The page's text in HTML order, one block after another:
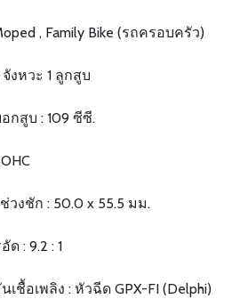
, Family Bike (รถครอบครัว)
งหวะ 1 ลูกสูบ
กสูบ : 109 ซีซี.
วงชัก : 50.0 x 55.5 มม.
: 9.2 : 1
เชื้อเพลิง : หัวฉีด GPX-FI (Delphi)